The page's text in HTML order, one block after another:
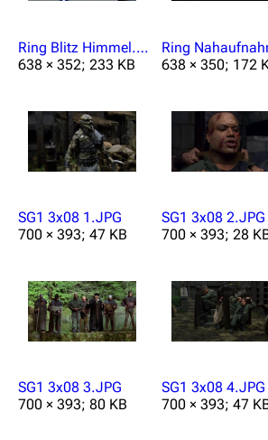
Navigation
Von A bis Z
Spezialseiten
Datei hochladen
Überblick
Ring Blitz Himmel.png
638 × 352; 233 KB
638 × 350; 172
SG1 3x08 1.JPG
700 × 393; 47 KB
SG1 3x08 2.JPG
700 × 393; 28
SG1 3x08 3.JPG
700 × 393; 80 KB
SG1 3x08 4.JPG
700 × 393; 47